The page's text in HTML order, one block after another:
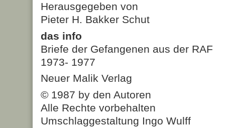
Herausgegeben von
Pieter H. Bakker Schut
das info
Briefe der Gefangenen aus der RAF
1973- 1977
Neuer Malik Verlag
© 1987 by den Autoren
Alle Rechte vorbehalten
Umschlaggestaltung Ingo Wulff